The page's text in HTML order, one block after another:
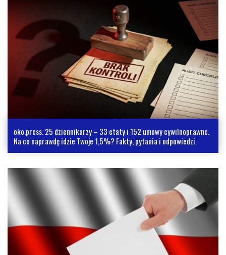
oko.press. 25 dziennikarzy – 33 etaty i 152 umowy cywilnoprawne.
Na co naprawdę idzie Twoje 1,5%? Fakty, pytania i odpowiedzi.